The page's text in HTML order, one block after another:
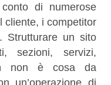
di numerose
cliente, i competitor
Strutturare un sito
sezioni, servizi,
non è cosa da
un’operazione di